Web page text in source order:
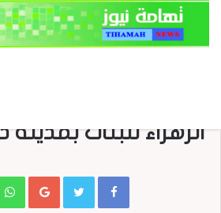
الزهراء للبنات بمدينة